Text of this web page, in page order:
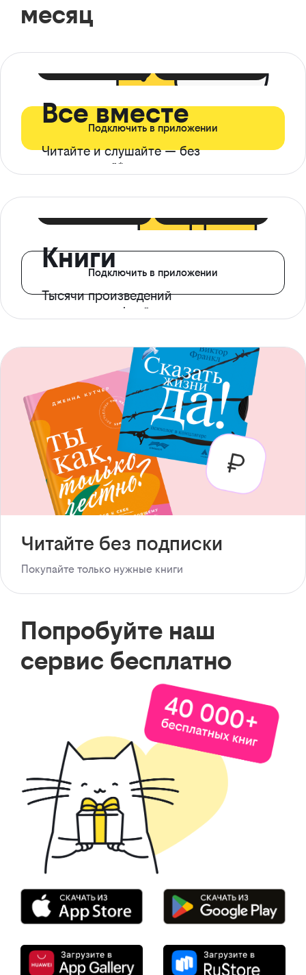
месяц
Все вместе
Читайте и слушайте — без
ограничений*
Подключить в приложении
Книги
Тысячи произведений
с доступом офлайн
Подключить в приложении
Читайте без подписки
Покупайте только нужные книги
Попробуйте наш
сервис бесплатно